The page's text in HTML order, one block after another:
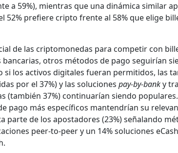
a 59%), mien­tras que una dinámi­ca sim­i­lar
52% pre­fiere crip­to frente al 58% que elige
de las crip­tomonedas para com­pe­tir con
otros méto­dos de pago seguirían
si los activos dig­i­tales fuer­an per­mi­ti­dos, las
por el 37%) y las solu­ciones pay-by-banky
(tam­bién 37%) con­tin­uarían sien­do pop­u­lares.
pago más especí­fi­cos man­ten­drían su
parte de los apos­ta­dores (23%) seña­lan­do
peer-to-peer y un 14% solu­ciones eCash